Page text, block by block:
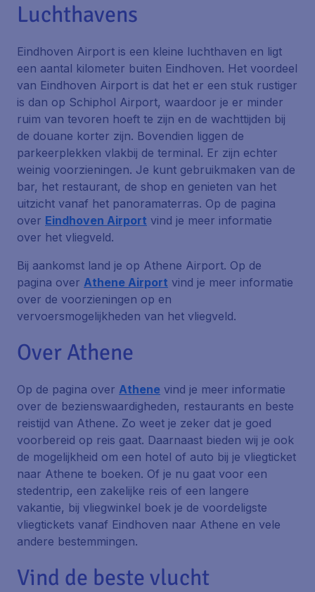
Luchthavens
Eindhoven Airport is een kleine luchthaven en ligt
een aantal kilometer buiten Eindhoven. Het voordeel
van Eindhoven Airport is dat het er een stuk rustiger
is dan op Schiphol Airport, waardoor je er minder
ruim van tevoren hoeft te zijn en de wachttijden bij
de douane korter zijn. Bovendien liggen de
parkeerplekken vlakbij de terminal. Er zijn echter
weinig voorzieningen. Je kunt gebruikmaken van de
bar, het restaurant, de shop en genieten van het
uitzicht vanaf het panoramaterras. Op de pagina
over Eindhoven Airport vind je meer informatie
over het vliegveld.
Bij aankomst land je op Athene Airport. Op de
pagina over Athene Airport vind je meer informatie
over de voorzieningen op en
vervoersmogelijkheden van het vliegveld.
Over Athene
Op de pagina over Athene vind je meer informatie
over de bezienswaardigheden, restaurants en beste
reistijd van Athene. Zo weet je zeker dat je goed
voorbereid op reis gaat. Daarnaast bieden wij je ook
de mogelijkheid om een hotel of auto bij je vliegticket
naar Athene te boeken. Of je nu gaat voor een
stedentrip, een zakelijke reis of een langere
vakantie, bij vliegwinkel boek je de voordeligste
vliegtickets vanaf Eindhoven naar Athene en vele
andere bestemmingen.
Vind de beste vlucht